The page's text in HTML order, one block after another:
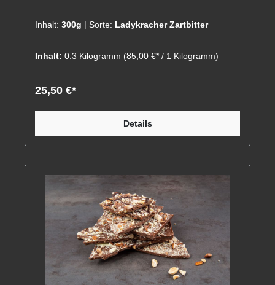
Inhalt: 300g | Sorte: Ladykracher Zartbitter
Inhalt: 0.3 Kilogramm (85,00 €* / 1 Kilogramm)
25,50 €*
Details